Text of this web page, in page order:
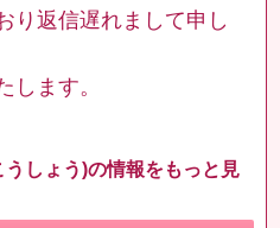
り返信遅れまして申し
します。
しょう)の情報をもっと見